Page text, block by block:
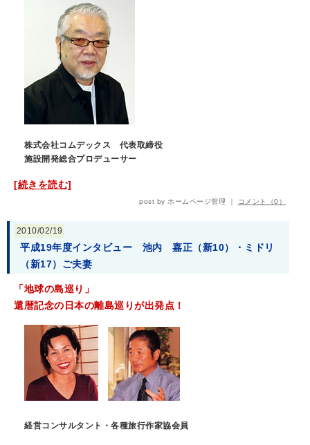
株式会社コムデックス 代表取締役
施設開発総合プロデューサー
[続きを読む]
post by ホームページ管理 ｜ コメント（0）
2010/02/19
平成19年度インタビュー 池内 嘉正（新10）・ミドリ
（新17）ご夫妻
「地球の島巡り」
還暦記念の日本の離島巡りが出発点！
経営コンサルタント・各種旅行作家協会員